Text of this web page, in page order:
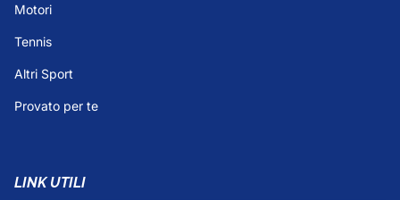
Motori
Tennis
Altri Sport
Provato per te
LINK UTILI